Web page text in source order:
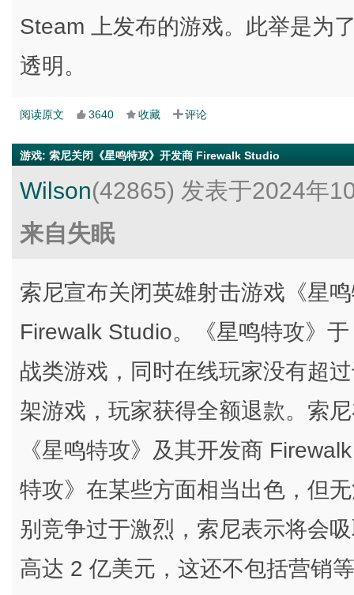
Steam 上发布的游戏。此举是为
透明。
阅读原文 3640 收藏 评论
游戏: 索尼关闭《星鸣特攻》开发商 Firewalk Studio
Wilson(42865) 发表于2024年
来自失眠
索尼宣布关闭英雄射击游戏《星
Firewalk Studio。《星鸣特攻》
战类游戏，同时在线玩家没有超
架游戏，玩家获得全额退款。索
《星鸣特攻》及其开发商
特攻》在某些方面相当出色，但
别竞争过于激烈，索尼表示将会
高达 2 亿美元，这还不包括营销